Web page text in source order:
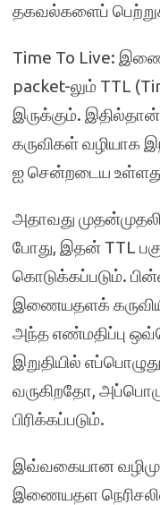
தகவல்களைப்
Time To Live:
packet-லும் TTL
இருக்கும்.
கருவிகள் வழியாக
ஐ சென்றடைய உள்ளது
அதாவது
போது, இதன் TTL
கொடுக்கப்படும்.
இணையதளக்
அந்த எண்மதிப்பு
இறுதியில்
வருகிறதோ,
பிரிக்கப்படும்.
இவ்வகையான
இணையதள